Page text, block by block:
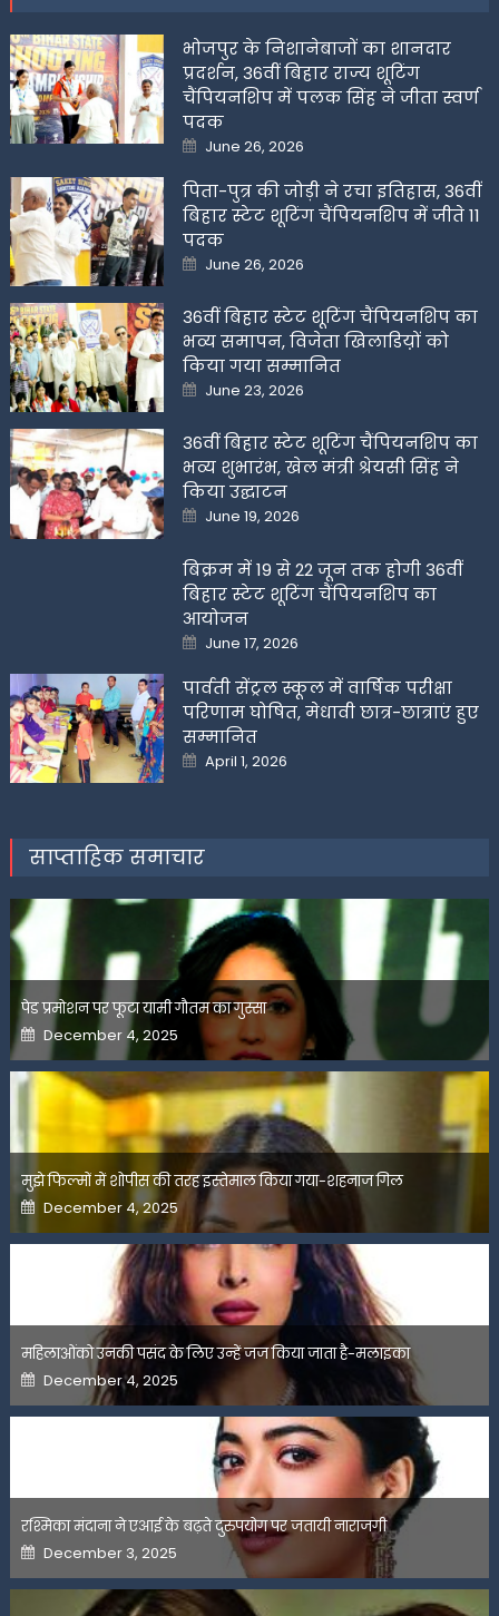
भोजपुर के निशानेबाजों का शानदार
प्रदर्शन, 36वीं बिहार राज्य शूटिंग
चैंपियनशिप में पलक सिंह ने जीता स्वर्ण
पदक
Posted
on
June 26, 2026
पिता-पुत्र की जोड़ी ने रचा इतिहास, 36वीं
बिहार स्टेट शूटिंग चैंपियनशिप में जीते 11
पदक
Posted
on
June 26, 2026
36वीं बिहार स्टेट शूटिंग चैंपियनशिप का
भव्य समापन, विजेता खिलाडिय़ों को
किया गया सम्मानित
Posted
on
June 23, 2026
36वीं बिहार स्टेट शूटिंग चैंपियनशिप का
भव्य शुभारंभ, खेल मंत्री श्रेयसी सिंह ने
किया उद्घाटन
Posted
on
June 19, 2026
बिक्रम में 19 से 22 जून तक होगी 36वीं
बिहार स्टेट शूटिंग चैंपियनशिप का
आयोजन
Posted
on
June 17, 2026
पार्वती सेंट्रल स्कूल में वार्षिक परीक्षा
परिणाम घोषित, मेधावी छात्र-छात्राएं हुए
सम्मानित
Posted
on
April 1, 2026
साप्ताहिक समाचार
पेड प्रमोशन पर फूटा यामी गौतम का गुस्सा
Posted
on
December 4, 2025
मुझे फिल्मों में शोपीस की तरह इस्तेमाल किया गया-शहनाज गिल
Posted
on
December 4, 2025
महिलाओंको उनकी पसंद के लिए उन्हें जज किया जाता है-मलाइका
Posted
on
December 4, 2025
रश्मिका मंदाना ने एआई के बढ़ते दुरुपयोग पर जतायी नाराजगी
Posted
on
December 3, 2025